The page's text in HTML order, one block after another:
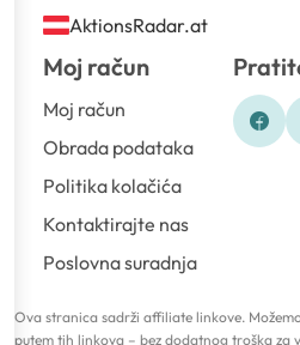
AktionsRadar.at
Moj račun
Moj račun
Obrada podataka
Politika kolačića
Kontaktirajte nas
Poslovna suradnja
Ova stranica sadrži affiliate linkove.
putem tih linkova – bez dodatnog troška za